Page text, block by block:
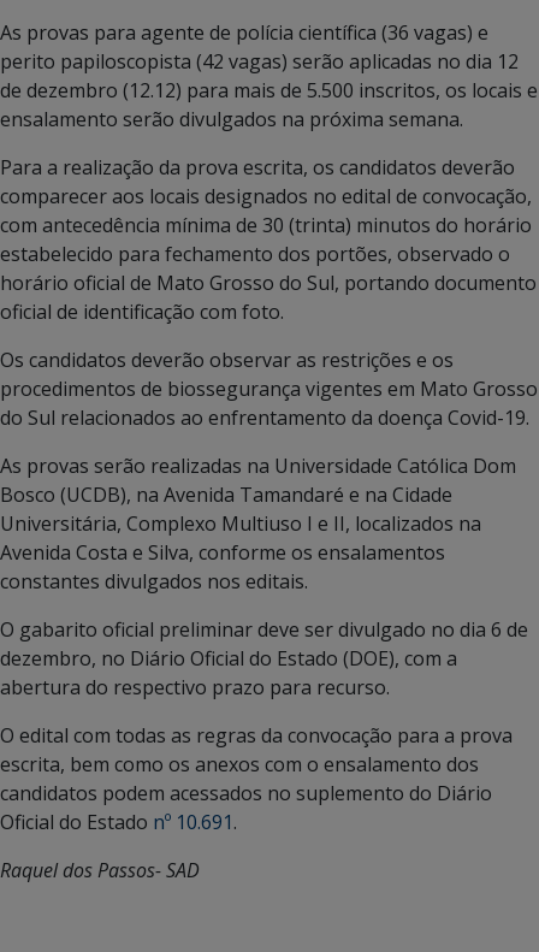
As provas para agente de polícia científica (36 vagas) e
perito papiloscopista (42 vagas) serão aplicadas no dia 12
de dezembro (12.12) para mais de 5.500 inscritos, os locais e
ensalamento serão divulgados na próxima semana.
Para a realização da prova escrita, os candidatos deverão
comparecer aos locais designados no edital de convocação,
com antecedência mínima de 30 (trinta) minutos do horário
estabelecido para fechamento dos portões, observado o
horário oficial de Mato Grosso do Sul, portando documento
oficial de identificação com foto.
Os candidatos deverão observar as restrições e os
procedimentos de biossegurança vigentes em Mato Grosso
do Sul relacionados ao enfrentamento da doença Covid-19.
As provas serão realizadas na Universidade Católica Dom
Bosco (UCDB), na Avenida Tamandaré e na Cidade
Universitária, Complexo Multiuso I e II, localizados na
Avenida Costa e Silva, conforme os ensalamentos
constantes divulgados nos editais.
O gabarito oficial preliminar deve ser divulgado no dia 6 de
dezembro, no Diário Oficial do Estado (DOE), com a
abertura do respectivo prazo para recurso.
O edital com todas as regras da convocação para a prova
escrita, bem como os anexos com o ensalamento dos
candidatos podem acessados no suplemento do Diário
Oficial do Estado nº 10.691.
Raquel dos Passos- SAD